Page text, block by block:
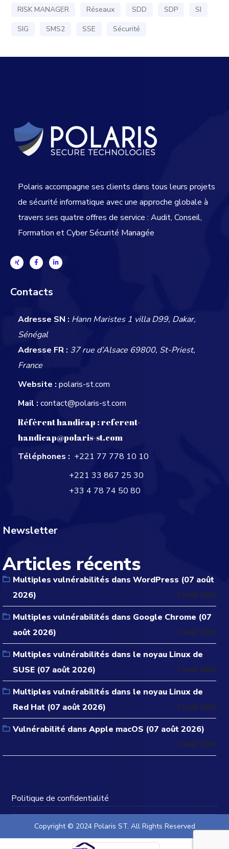
RISK MANAGER
Réseaux SDD SDP
SI
SIG
SMS2 SSE Sécurité
Polaris accompagne ses clients dans tous leurs projets
de sécurité informatique avec une approche globale à
travers ses quatre offres de service : Audit, Conseil,
Formation et Cyber Sécurité Managée
Contacts
Adresse SN : Hann Maristes 1 villa D99, Dakar,
Sénégal
Adresse FR : 37 rue d’Alsace 69800, St-Priest,
France
Website : polaris-st.com
Mail : contact@polaris-st.com
Réfèrent handicap :referent-
handicap@polaris-st.com
Téléphones : +221 77 778 10 10
+221 33 867 25 30
+33 4 78 74 50 80
Newsletter
Articles récents
Multiples vulnérabilités dans WordPress (07 août
2026)
7 août 2026
Multiples vulnérabilités dans Google Chrome (07
août 2026)
7 août 2026
Multiples vulnérabilités dans le noyau Linux de
SUSE (07 août 2026)
7 août 2026
Multiples vulnérabilités dans le noyau Linux de
Red Hat (07 août 2026)
7 août 2026
Vulnérabilité dans Apple macOS (07 août 2026)
7 août 2026
Politique de confidentialité
Copyright © 2024 Polaris ST. All Rights Reserved